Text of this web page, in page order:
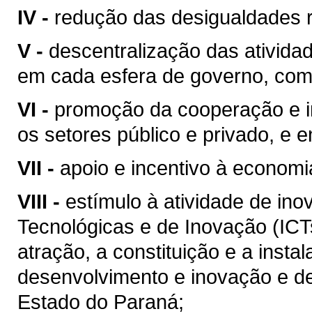
IV - redução das desigualdades
V - descentralização das
em cada esfera de governo,
VI - promoção da cooperação e
os setores público e privado, e
VII - apoio e incentivo à
VIII - estímulo à atividade de
Tecnológicas e de Inovação
atração, a constituição e a
desenvolvimento e inovação e
Estado do Paraná;